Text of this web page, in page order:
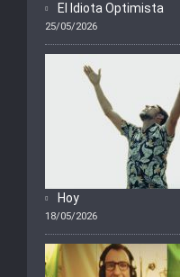
El Idiota Optimista
25/05/2026
Hoy
18/05/2026